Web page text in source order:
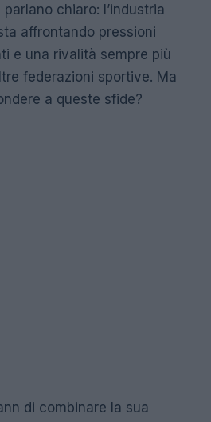
chiaro: l’industria
affrontando pressioni
e una rivalità sempre più
federazioni sportive. Ma
a queste sfide?
di combinare la sua